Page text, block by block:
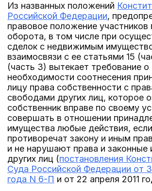
Из названных положений
Российской Федерации,
правовое положение участников
оборота, в том числе при
сделок с недвижимым
взаимосвязи с ее статьями 15
(часть 3) вытекает требование о
необходимости соотнесения
лицу права собственности с
свободами других лиц, которое
собственник вправе по своему
совершать в отношении
имущества любые действия,
противоречат закону и иным
и не нарушают права и законные
других лиц (постановления
Суда Российской Федерации от
года N 6-П и от 22 апреля 2011